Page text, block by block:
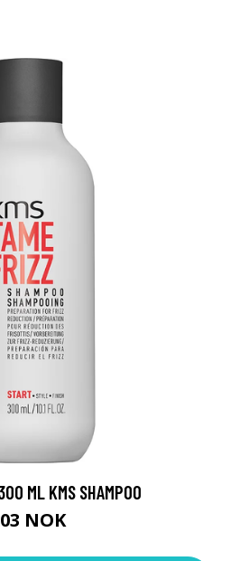
ML KMS SHAMPOO
NOK